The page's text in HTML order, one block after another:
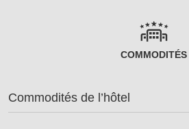
COMMODITÉS
Commodités de l’hôtel